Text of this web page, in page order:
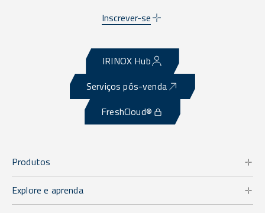
Inscrever-se
IRINOX Hub
Serviços pós-venda
FreshCloud®
Produtos
Explore e aprenda